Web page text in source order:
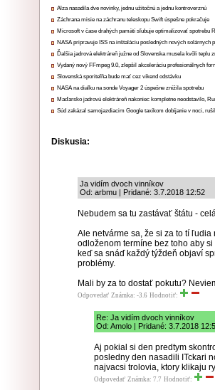
Alza nasadila dve novinky, jednu užitočnú a jednu kontroverznú
Záchrana misie na záchranu teleskopu Swift úspešne pokračuje
Microsoft v čase drahých pamätí sľubuje optimalizovať spotrebu
NASA pripravuje ISS na inštaláciu posledných nových solárnych
Ďalšia jadrová elektráreň južne od Slovenska musela kvôli teplu
Vydaný nový FFmpeg 9.0, zlepšil akceleráciu profesionálnych
Slovenská sporiteľňa bude mať cez víkend odstávku
NASA na diaľku na sonde Voyager 2 úspešne znížila spotrebu
Maďarsko jadrovú elektráreň nakoniec kompletne neodstavilo,
Súd zakázal samojazdiacim Google taxíkom dobíjanie v noci,
Diskusia:
Ja vidím dvoch vinníkov
Od: arbmu | Pridané: 3.7.2018 12:52
Nebudem sa tu zastávať štátu -
Ale netvárme sa, že si za to tí
odloženom termíne bez toho aby
keď sa snáď každý týždeň objaví
problémy.
Mali by za to dostať pokutu?
Odpovedať Známka: -3.6 Hodnotiť:
Re: Ja vidím dvoch vinníkov
Od: Amolo | Pridané: 3.7.2018
Aj pokial si den predtym
posledny den nasadili ITckari
najvacsi trolovia, ktory klikaju
Odpovedať Známka: 7.7 Hodnotiť: